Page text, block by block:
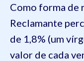
Como forma de
Reclamante
de 1,8% (um
valor de cada